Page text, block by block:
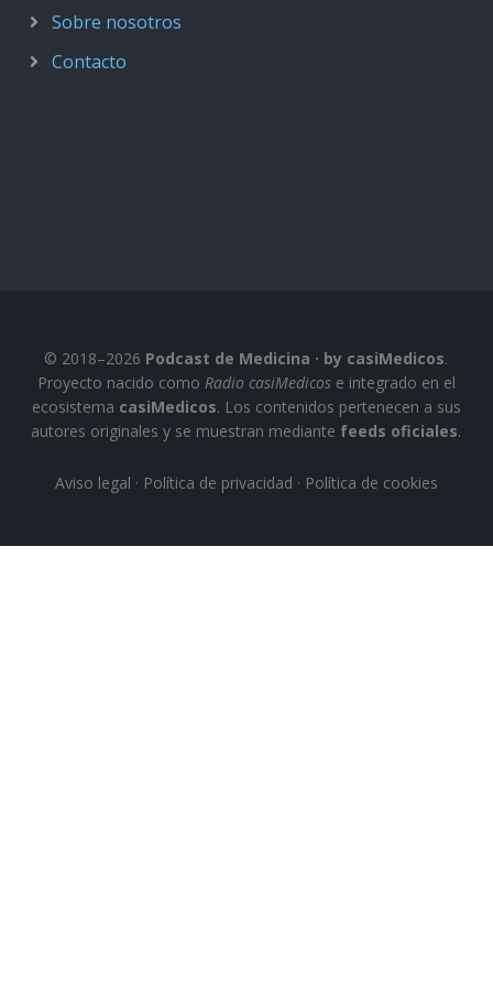
Sobre nosotros
Contacto
© 2018–2026 Podcast de Medicina · by casiMedicos.
Proyecto nacido como Radio casiMedicose integrado en el
ecosistema casiMedicos. Los contenidos pertenecen a sus
autores originales y se muestran mediante feeds oficiales.
Aviso legal · Política de privacidad · Política de cookies